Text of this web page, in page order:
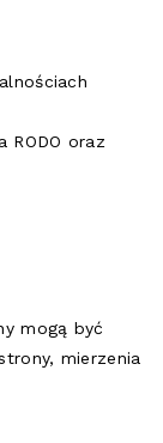
oraz
mogą być
mierzenia